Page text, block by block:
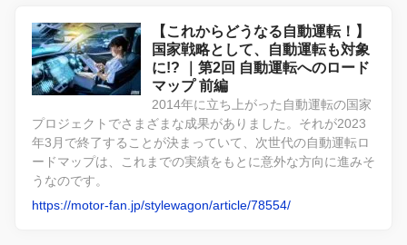
【これからどうなる自動運転！】
国家戦略として、自動運転も対象
に!? ｜第2回 自動運転へのロード
マップ 前編
2014年に立ち上がった自動運転の国家
プロジェクトでさまざまな成果がありました。それが2023
年3月で終了することが決まっていて、次世代の自動運転ロ
ードマップは、これまでの実績をもとに意外な方向に進みそ
うなのです。
https://motor-fan.jp/stylewagon/article/78554/